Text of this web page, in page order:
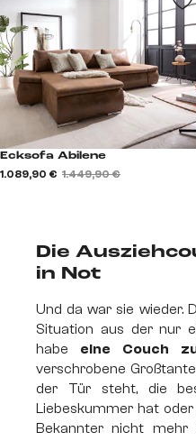
Ecksofa Abilene
1.089,90 € 1.449,90 €
Die
in Not
Und da war sie wieder.
Situation aus der nur
habe eine Couch
verschrobene
der Tür steht, die
Liebeskummer hat
Bekannter nicht